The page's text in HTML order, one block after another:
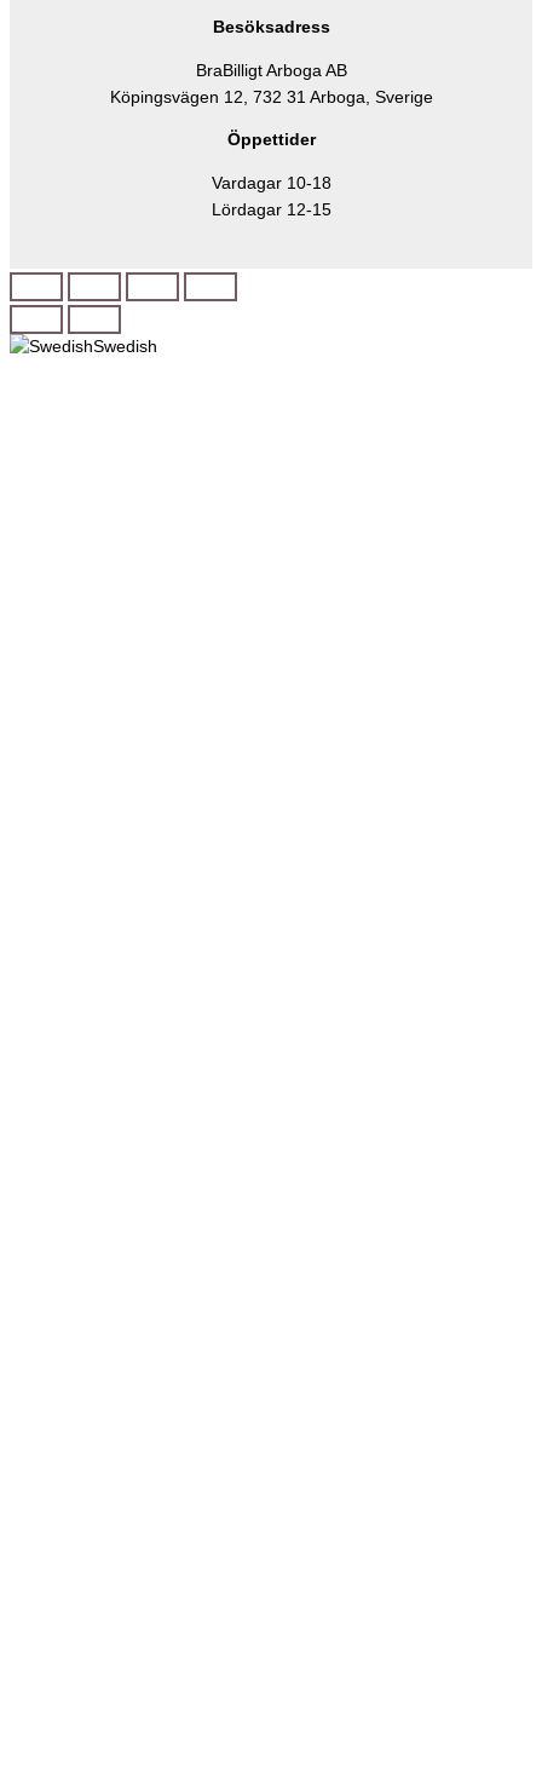
Besöksadress
BraBilligt Arboga AB
Köpingsvägen 12, 732 31 Arboga, Sverige
Öppettider
Vardagar 10-18
Lördagar 12-15
Swedish